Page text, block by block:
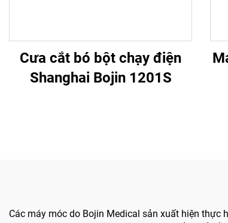
Cưa cắt bó bột chạy điện
Shanghai Bojin 1201S
Các máy móc do Bojin Medical sản xuất hiện